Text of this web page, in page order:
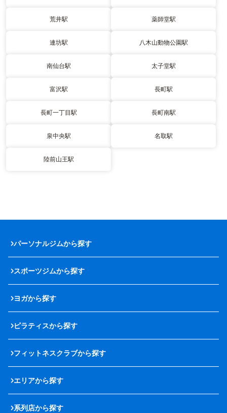
荒井駅 薬師堂駅
連坊駅 八木山動物公園駅
南仙台駅 太子堂駅
富沢駅 長町駅
長町一丁目駅 長町南駅
泉中央駅 名取駅
陸前山王駅
パーソナルジムから探す
スポーツジムから探す
ヨガから探す
ピラティスから探す
フィットネスクラブから探す
エリアから探す
系列店から探す